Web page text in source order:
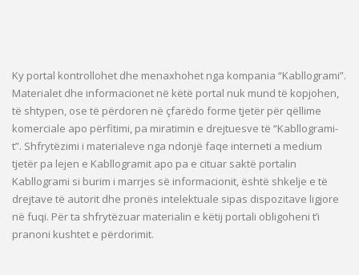
Ky portal kontrollohet dhe menaxhohet nga kompania “Kabllogrami”.
Materialet dhe informacionet në këtë portal nuk mund të kopjohen,
të shtypen, ose të përdoren në çfarëdo forme tjetër për qëllime
komerciale apo përfitimi, pa miratimin e drejtuesve të “Kabllogrami-
t”. Shfrytëzimi i materialeve nga ndonjë faqe interneti a medium
tjetër pa lejen e Kabllogramit apo pa e cituar saktë portalin
Kabllogrami si burim i marrjes së informacionit, është shkelje e të
drejtave të autorit dhe pronës intelektuale sipas dispozitave ligjore
në fuqi. Për ta shfrytëzuar materialin e këtij portali obligoheni t’i
pranoni kushtet e përdorimit.